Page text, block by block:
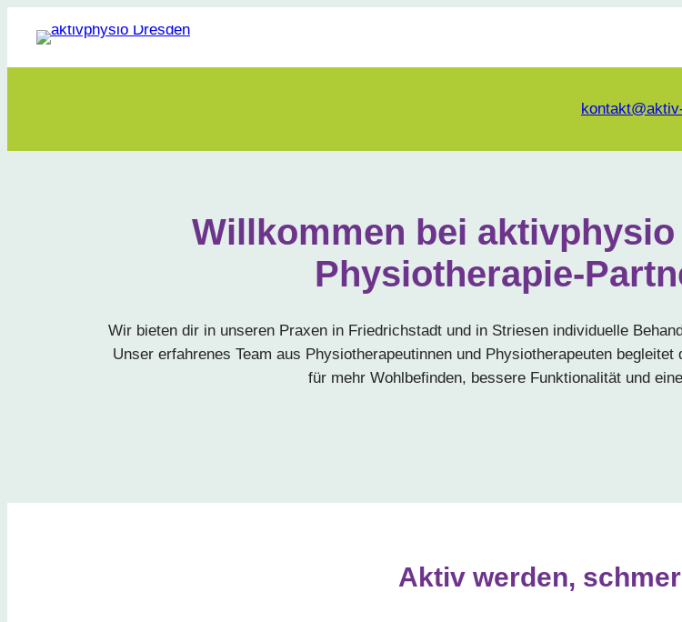
Inhalt
springen
Willkommen bei
Physiotherapie-
Wir bieten dir in unseren Praxen in Friedrichstadt und in Striesen individuelle
Unser erfahrenes Team aus Physiotherapeutinnen und Physiotherapeuten
für mehr Wohlbefinden, bessere Funktionalität und
Aktiv werden,